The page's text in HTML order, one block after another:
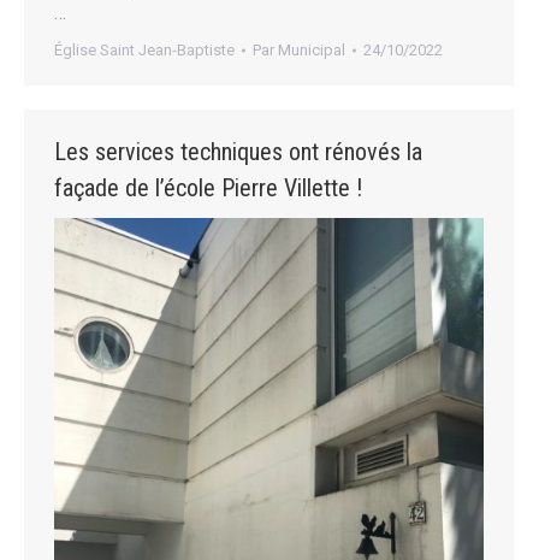
…
Église Saint Jean-Baptiste Par Municipal 24/10/2022
Les services techniques ont rénovés la
façade de l’école Pierre Villette !